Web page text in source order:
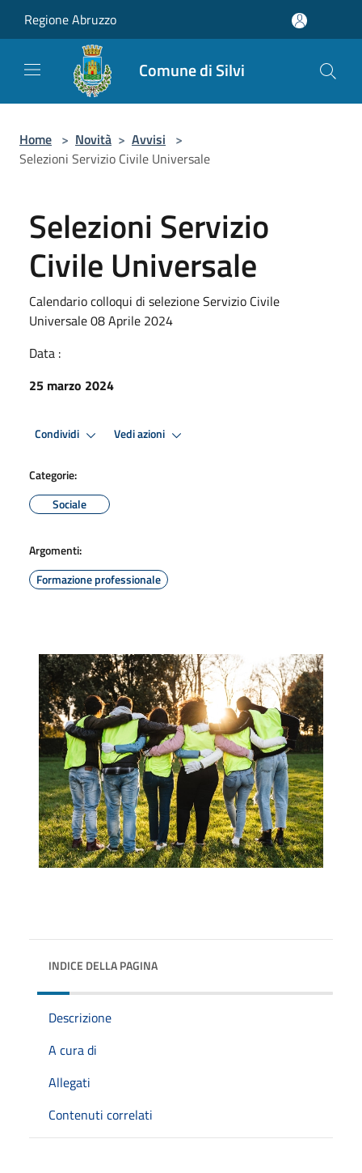
Regione Abruzzo
Comune di Silvi
Home > Novità > Avvisi >
Selezioni Servizio Civile Universale
Selezioni Servizio
Civile Universale
Calendario colloqui di selezione Servizio Civile
Universale 08 Aprile 2024
Data :
25 marzo 2024
Condividi Vedi azioni
Categorie:
Sociale
Argomenti:
Formazione professionale
INDICE DELLA PAGINA
Descrizione
A cura di
Allegati
Contenuti correlati